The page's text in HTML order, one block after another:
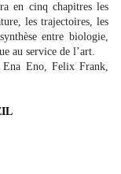
en cinq chapitres les
les trajectoires, les
entre biologie,
au service de l’art.
Eno, Felix Frank,